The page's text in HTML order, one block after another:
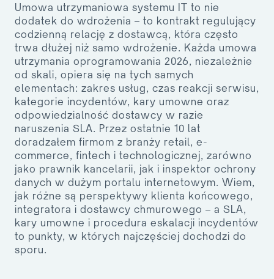
Umowa utrzymaniowa systemu IT to nie
dodatek do wdrożenia – to kontrakt regulujący
codzienną relację z dostawcą, która często
trwa dłużej niż samo wdrożenie. Każda umowa
utrzymania oprogramowania 2026, niezależnie
od skali, opiera się na tych samych
elementach: zakres usług, czas reakcji serwisu,
kategorie incydentów, kary umowne oraz
odpowiedzialność dostawcy w razie
naruszenia SLA. Przez ostatnie 10 lat
doradzałem firmom z branży retail, e-
commerce, fintech i technologicznej, zarówno
jako prawnik kancelarii, jak i inspektor ochrony
danych w dużym portalu internetowym. Wiem,
jak różne są perspektywy klienta końcowego,
integratora i dostawcy chmurowego – a SLA,
kary umowne i procedura eskalacji incydentów
to punkty, w których najczęściej dochodzi do
sporu.